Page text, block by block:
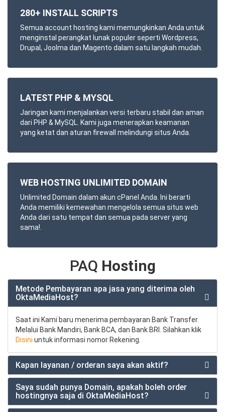
280+ INSTALL SCRIPTS
Semua account hosting kami memungkinkan Anda untuk
menginstal perangkat lunak populer seperti Wordpress,
Drupal, Joolma dan Magento dalam satu langkah mudah.
LATEST PHP & MYSQL
Jaringan kami menjalankan versi terbaru stabil dan aman
dari PHP & MySQL. Kami juga menerapkan keamanan
yang ketat dan aturan firewall melindungi situs Anda.
WEB HOSTING UNLIMITED DOMAIN
Unlimited Domain dalam akun cPanel Anda. Ini berarti
Anda memiliki kemewahan mengelola semua situs web
Anda dari satu tempat dan semua pada server yang
sama!.
PAQ Hosting
Metode Pembayaran apa jasa yang diterima oleh
OktaMediaHost?
Saat ini Kami baru menerima pembayaran Bank Transfer.
Melalui Bank Mandiri, Bank BCA, dan Bank BRI. Silahkan klik
Disini untuk informasi nomor Rekening.
Kapan layanan / orderan saya akan aktif?
Saya sudah punya Domain, apakah boleh order
hostingnya saja di OktaMediaHost?